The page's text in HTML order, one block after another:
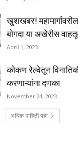
खुशखबर!
बोगदा या अखेरीस
April 1, 2023
कोकण रेल्वेतून
करणाऱ्यांना दणका
November 24, 2023
अधिक माहिती पहा